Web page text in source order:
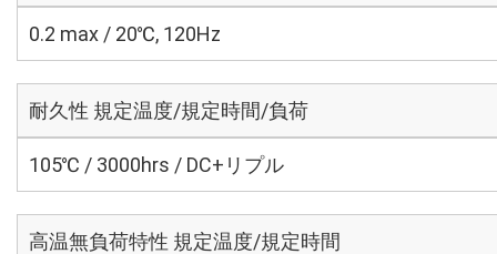
0.2 max / 20℃, 120Hz
耐久性 規定温度/規定時間/負荷
105℃ / 3000hrs / DC+リプル
高温無負荷特性 規定温度/規定時間